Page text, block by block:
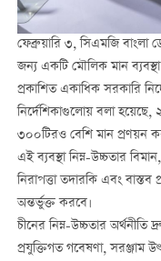
ফেব্রুয়ারি ৩, সিএমজি বাংলা
জন্য একটি মৌলিক মান ব্যবস্থা
প্রকাশিত একাধিক সরকারি
নির্দেশিকাগুলোয় বলা হয়েছে,
৩০০টিরও বেশি মান প্রণয়ন
এই ব্যবস্থা নিম্ন-উচ্চতার
নিরাপত্তা তদারকি এবং বাস্তব
অন্তর্ভুক্ত করবে।
চীনের নিম্ন-উচ্চতার
প্রযুক্তিগত গবেষণা, সরঞ্জাম